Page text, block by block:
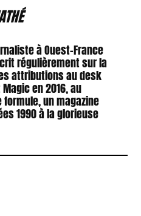
à Ouest-France
régulièrement sur la
attributions au desk
en 2016, au
un magazine
1990 à la glorieuse